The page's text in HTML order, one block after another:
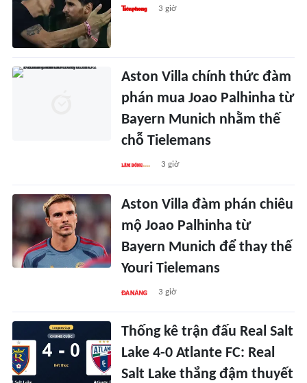
3 giờ
Aston Villa chính thức đàm
phán mua Joao Palhinha từ
Bayern Munich nhằm thế
chỗ Tielemans
3 giờ
Aston Villa đàm phán chiêu
mộ Joao Palhinha từ
Bayern Munich để thay thế
Youri Tielemans
3 giờ
Thống kê trận đấu Real Salt
Lake 4-0 Atlante FC: Real
Salt Lake thắng đậm thuyết